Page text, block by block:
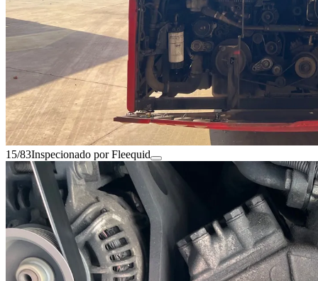
15/83Inspecionado por Fleequid